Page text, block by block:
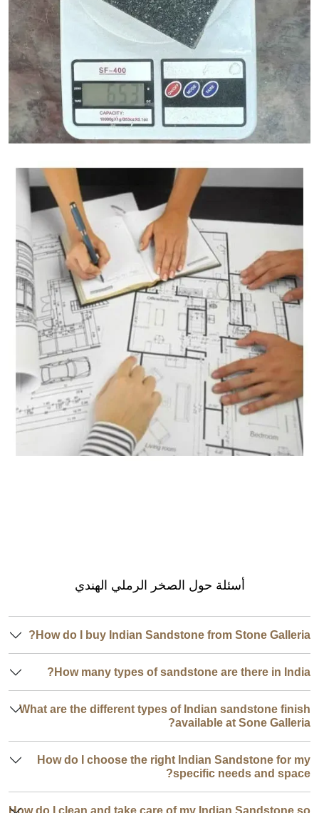
آلة حاسبة لوزن الجرانيت
أسئلة حول الصخر الرملي الهندي
How do I buy Indian Sandstone from Stone Galleria?
How many types of sandstone are there in India?
What are the different types of Indian sandstone finish
available at Sone Galleria?
How do I choose the right Indian Sandstone for my
specific needs and space?
How do I clean and take care of my Indian Sandstone so